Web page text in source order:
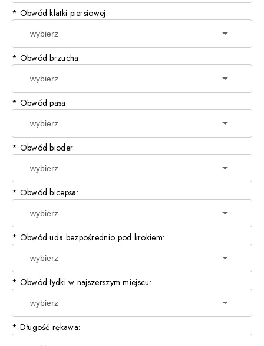
* Obwód klatki piersiowej:
* Obwód brzucha:
* Obwód pasa:
* Obwód bioder:
* Obwód bicepsa:
* Obwód uda bezpośrednio pod krokiem:
* Obwód łydki w najszerszym miejscu:
* Długość rękawa: